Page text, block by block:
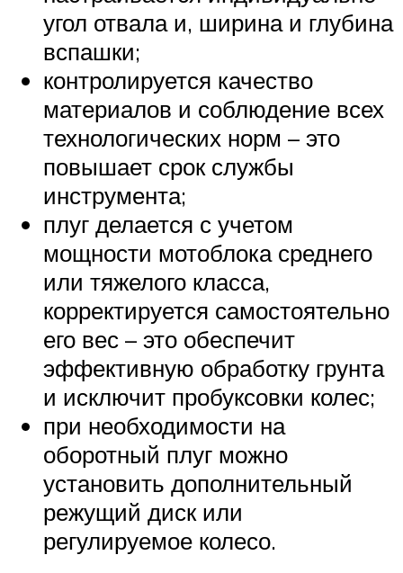
угол отвала и, ширина и глубина
вспашки;
контролируется качество
материалов и соблюдение всех
технологических норм – это
повышает срок службы
инструмента;
плуг делается с учетом
мощности мотоблока среднего
или тяжелого класса,
корректируется самостоятельно
его вес – это обеспечит
эффективную обработку грунта
и исключит пробуксовки колес;
при необходимости на
оборотный плуг можно
установить дополнительный
режущий диск или
регулируемое колесо.